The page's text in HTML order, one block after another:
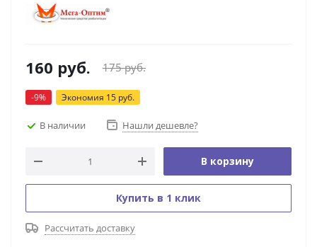
160 руб. 175руб.
-9% Экономия 15 руб.
В наличии Нашли дешевле?
В корзину
Купить в 1 клик
Рассчитать доставку